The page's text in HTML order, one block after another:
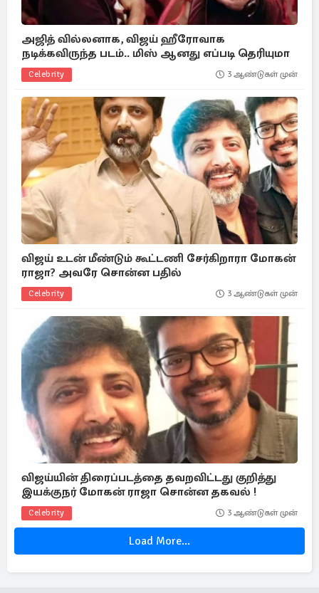
அஜித் வில்லனாக, விஜய் ஹீரோவாக
நடிக்கவிருந்த படம்.. மிஸ் ஆனது எப்படி தெரியுமா
Celebrity 3 ஆண்டுகள் முன்
விஜய் உடன் மீண்டும் கூட்டணி சேர்கிறாரா மோகன்
ராஜா? அவரே சொன்ன பதில்
Celebrity 3 ஆண்டுகள் முன்
விஜய்யின் திரைப்படத்தை தவறவிட்டது குறித்து
இயக்குநர் மோகன் ராஜா சொன்ன தகவல் !
Celebrity 3 ஆண்டுகள் முன்
Load More...